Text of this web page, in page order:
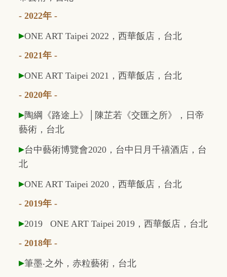
- 2022年 -
▸ONE ART Taipei 2022 ，西華飯店，台北
- 2021年 -
▸ONE ART Taipei 2021 ，西華飯店，台北
- 2020年 -
▸陶綱《路途上》│陳芷若《交匯之所》，日帝
藝術，台北
▸台中藝術博覽會2020，台中日月千禧酒店，台
北
▸ONE ART Taipei 2020 ，西華飯店，台北
- 2019年 -
▸2019 ONE ART Taipei 2019 ，西華飯店，台北
- 2018年 -
▸筆墨‧之外，赤粒藝術，台北